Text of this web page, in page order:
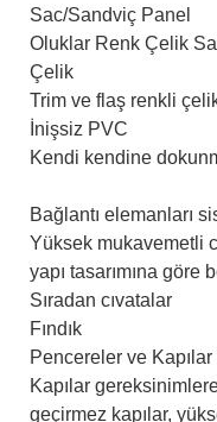
Sac/Sandviç Panel
Oluklar Renk Çelik
Çelik
Trim ve flaş renkli
İnişsiz PVC
Kendi kendine
Bağlantı elemanları
Yüksek mukavemetli
yapı tasarımına göre
Sıradan cıvatalar
Fındık
Pencereler ve
Kapılar
geçirmez kapılar,